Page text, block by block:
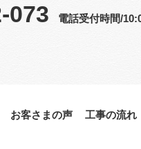
073 電話受付時間/
お客さまの声 工事の流れ